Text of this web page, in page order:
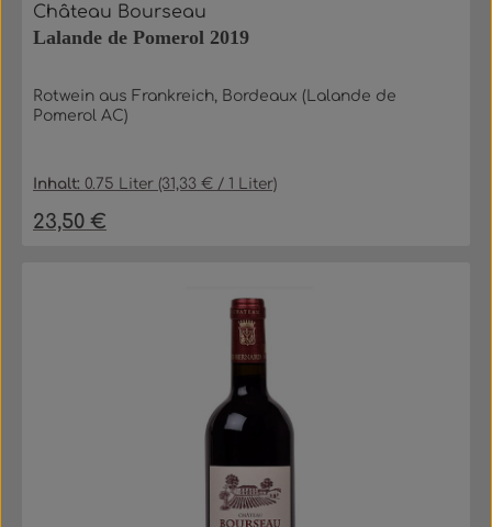
Château Bourseau
Lalande de Pomerol 2019
Rotwein aus Frankreich, Bordeaux (Lalande de
Pomerol AC)
Inhalt:0.75 Liter (31,33 € / 1 Liter)
Regulärer Preis:
23,50 €